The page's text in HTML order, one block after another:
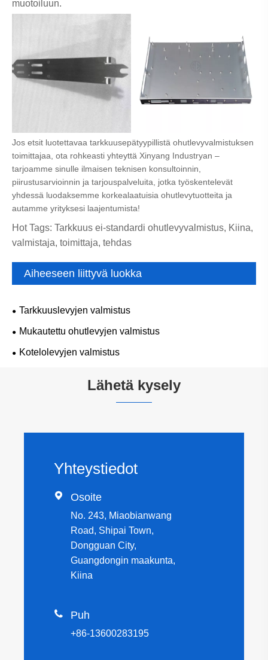
muotoiluun.
Jos etsit luotettavaa tarkkuusepätyypillistä ohutlevyvalmistuksen
toimittajaa, ota rohkeasti yhteyttä Xinyang Industryan –
tarjoamme sinulle ilmaisen teknisen konsultoinnin,
piirustusarvioinnin ja tarjouspalveluita, jotka työskentelevät
yhdessä luodaksemme korkealaatuisia ohutlevytuotteita ja
autamme yrityksesi laajentumista!
Hot Tags: Tarkkuus ei-standardi ohutlevyvalmistus, Kiina,
valmistaja, toimittaja, tehdas
Aiheeseen liittyvä luokka
Tarkkuuslevyjen valmistus
Mukautettu ohutlevyjen valmistus
Kotelolevyjen valmistus
Lähetä kysely
Yhteystiedot
 Osoite
No. 243, Miaobianwang
Road, Shipai Town,
Dongguan City,
Guangdongin maakunta,
Kiina
 Puh
+86-13600283195